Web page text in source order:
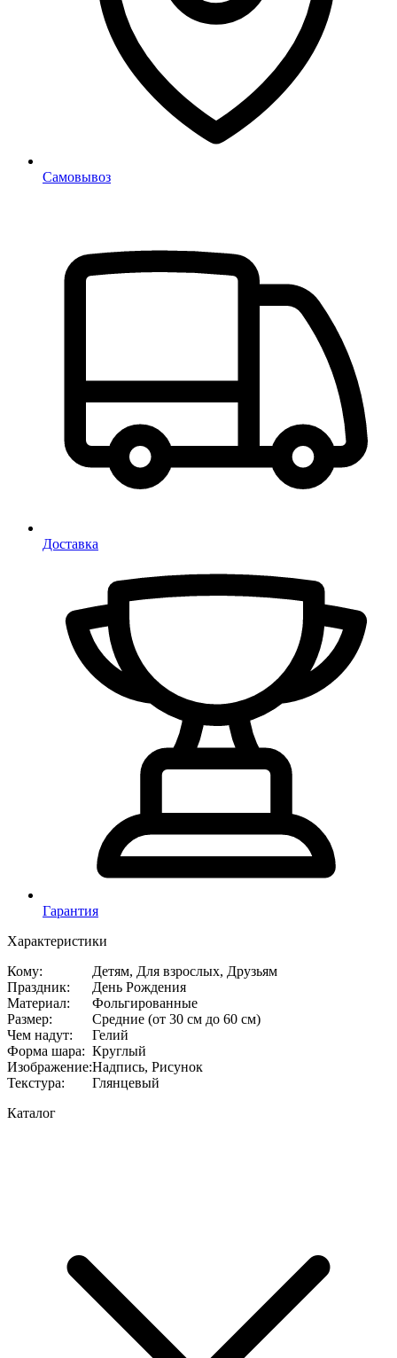
Самовывоз
Доставка
Гарантия
Характеристики
Кому:
Детям, Для взрослых, Друзьям
Праздник:
День Рождения
Материал:
Фольгированные
Размер:
Средние (от 30 см до 60 см)
Чем надут:
Гелий
Форма шара: Круглый
Изображение:Надпись, Рисунок
Текстура:
Глянцевый
Каталог